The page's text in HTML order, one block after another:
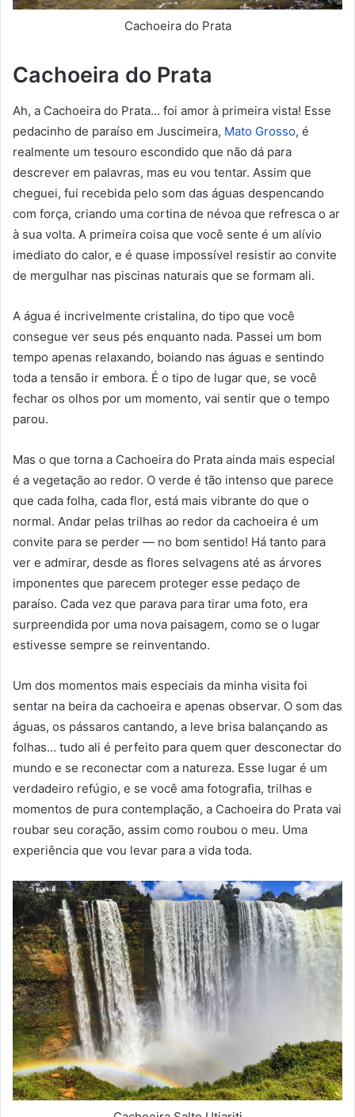
Cachoeira do Prata
Cachoeira do Prata
Ah, a Cachoeira do Prata… foi amor à primeira vista! Esse
pedacinho de paraíso em Juscimeira, Mato Grosso, é
realmente um tesouro escondido que não dá para
descrever em palavras, mas eu vou tentar. Assim que
cheguei, fui recebida pelo som das águas despencando
com força, criando uma cortina de névoa que refresca o ar
à sua volta. A primeira coisa que você sente é um alívio
imediato do calor, e é quase impossível resistir ao convite
de mergulhar nas piscinas naturais que se formam ali.
A água é incrivelmente cristalina, do tipo que você
consegue ver seus pés enquanto nada. Passei um bom
tempo apenas relaxando, boiando nas águas e sentindo
toda a tensão ir embora. É o tipo de lugar que, se você
fechar os olhos por um momento, vai sentir que o tempo
parou.
Mas o que torna a Cachoeira do Prata ainda mais especial
é a vegetação ao redor. O verde é tão intenso que parece
que cada folha, cada flor, está mais vibrante do que o
normal. Andar pelas trilhas ao redor da cachoeira é um
convite para se perder — no bom sentido! Há tanto para
ver e admirar, desde as flores selvagens até as árvores
imponentes que parecem proteger esse pedaço de
paraíso. Cada vez que parava para tirar uma foto, era
surpreendida por uma nova paisagem, como se o lugar
estivesse sempre se reinventando.
Um dos momentos mais especiais da minha visita foi
sentar na beira da cachoeira e apenas observar. O som das
águas, os pássaros cantando, a leve brisa balançando as
folhas… tudo ali é perfeito para quem quer desconectar do
mundo e se reconectar com a natureza. Esse lugar é um
verdadeiro refúgio, e se você ama fotografia, trilhas e
momentos de pura contemplação, a Cachoeira do Prata vai
roubar seu coração, assim como roubou o meu. Uma
experiência que vou levar para a vida toda.